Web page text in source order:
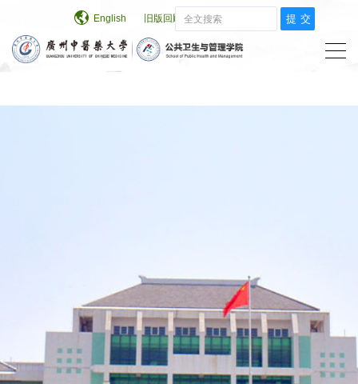
伟德国际(victor1946)官方网站-Officials
Website
English 旧版回顾 集团首页